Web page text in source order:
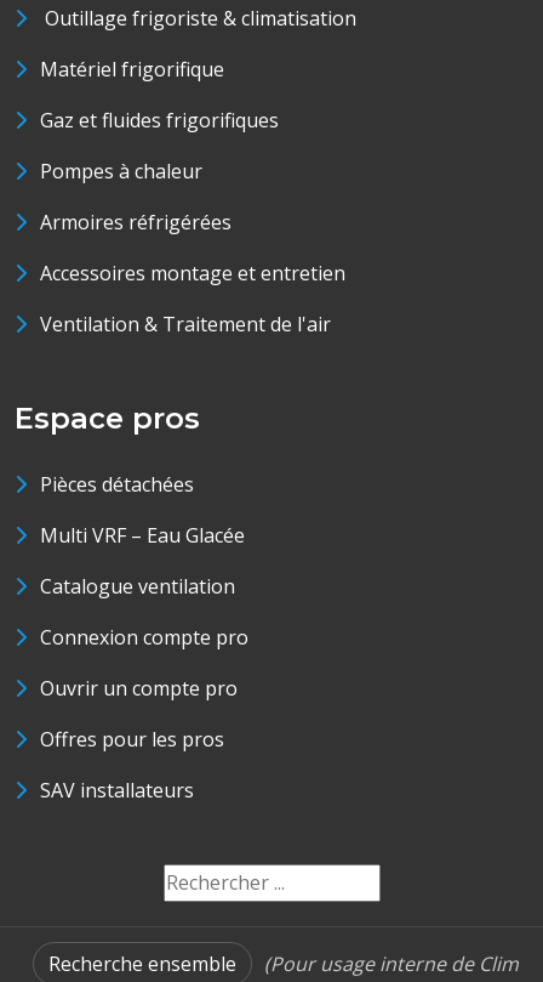
Outillage frigoriste & climatisation
Matériel frigorifique
Gaz et fluides frigorifiques
Pompes à chaleur
Armoires réfrigérées
Accessoires montage et entretien
Ventilation & Traitement de l'air
Espace pros
Pièces détachées
Multi VRF – Eau Glacée
Catalogue ventilation
Connexion compte pro
Ouvrir un compte pro
Offres pour les pros
SAV installateurs
Recherche ensemble (Pour usage interne de Clim